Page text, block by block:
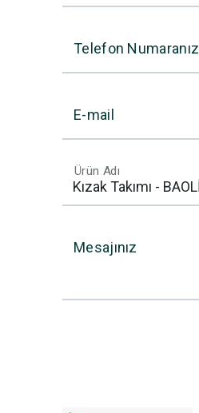
Telefon Numaranız
E-mail
Ürün Adı
Mesajınız